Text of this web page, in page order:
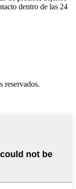
dentro de las 24
reservados.